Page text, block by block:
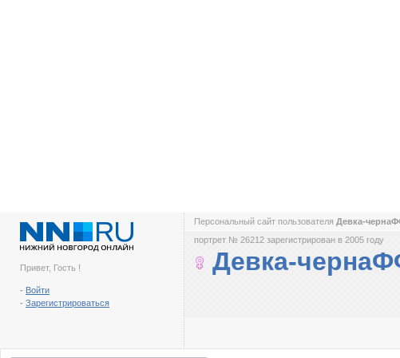
Привет, Гость !
- Войти
- Зарегистрироваться
Персональный сайт пользователя Девка-
портрет № 26212 зарегистрирован в 2005 году
Девка-